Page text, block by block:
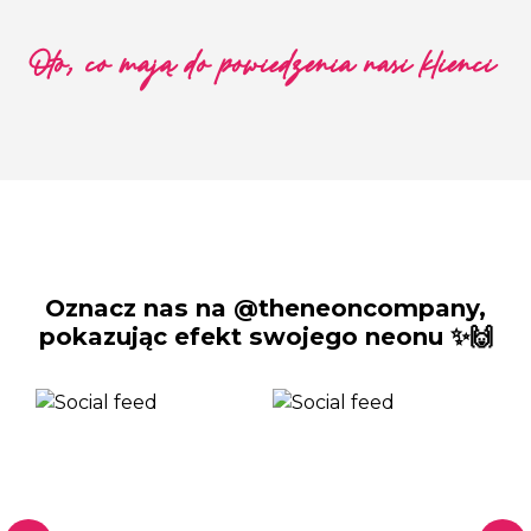
Oto, co mają do powiedzenia nasi klienci
Oznacz nas na @theneoncompany,
pokazując efekt swojego neonu ✨🙌